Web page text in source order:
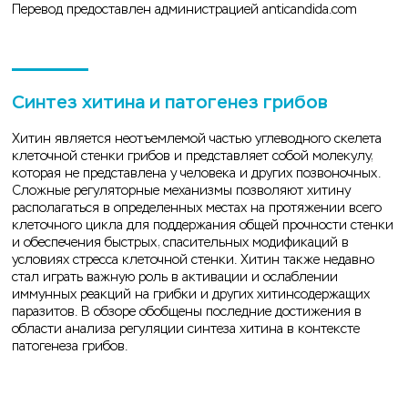
Перевод предоставлен администрацией anticandida.com
Синтез хитина и патогенез грибов
Хитин является неотъемлемой частью углеводного скелета
клеточной стенки грибов и представляет собой молекулу,
которая не представлена у человека и других позвоночных.
Сложные регуляторные механизмы позволяют хитину
располагаться в определенных местах на протяжении всего
клеточного цикла для поддержания общей прочности стенки
и обеспечения быстрых, спасительных модификаций в
условиях стресса клеточной стенки. Хитин также недавно
стал играть важную роль в активации и ослаблении
иммунных реакций на грибки и других хитинсодержащих
паразитов. В обзоре обобщены последние достижения в
области анализа регуляции синтеза хитина в контексте
патогенеза грибов.